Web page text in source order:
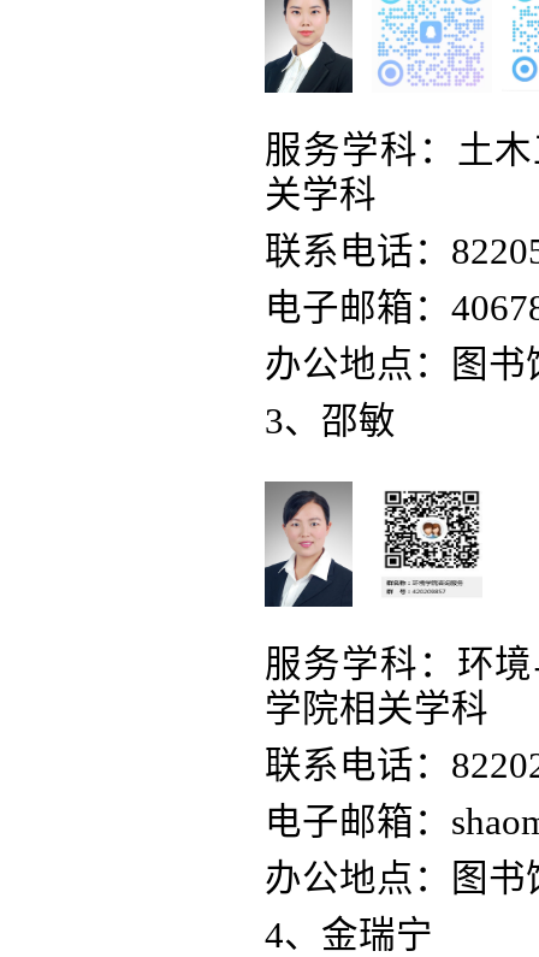
服务学科：土
关学科
联系电话：
电子邮箱：
办公地点：图书
3、邵敏
服务学科：环
学院相关学科
联系电话：
电子邮箱：
办公地点：图书
4、金瑞宁